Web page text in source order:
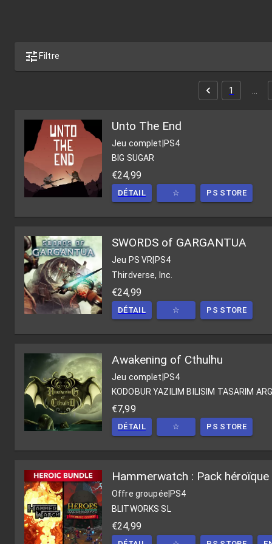
Filtre
1
Unto The End
Jeu complet|PS4
BIG SUGAR
€24,99
DÉTAIL ☆ PS STORE
SWORDS of GARGANTUA
Jeu PS VR PS4
Thirdverse, Inc.
€24,99
DÉTAIL ☆ PS STORE
Awakening of Cthulhu
Jeu complet|PS4
KODOBUR YAZILIM BILISIM TASARIM ARG
€7,99
DÉTAIL ☆ PS STORE
Hammerwatch : Pack héroïque
Offre groupée PS4
BLITWORKS SL
€24,99